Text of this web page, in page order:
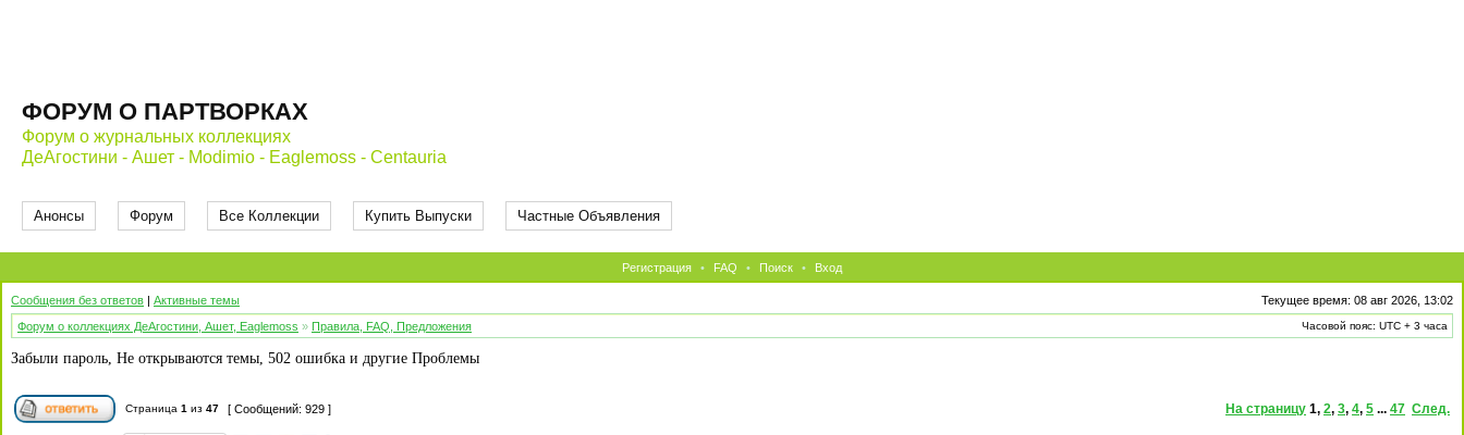
ФОРУМ О ПАРТВОРКАХ
Форум о журнальных коллекциях
ДеАгостини - Ашет - Modimio - Eaglemoss - Centauria
Анонсы Форум Все Коллекции Купить Выпуски Частные Объявления
Регистрация • FAQ • Поиск • Вход
Сообщения без ответов | Активные темы
Текущее время: 08 авг 2026, 13:02
Форум о коллекциях ДеАгостини, Ашет, Eaglemoss » Правила, FAQ, Предложения Часовой пояс: UTC + 3 часа
Забыли пароль, Не открываются темы, 502 ошибка и другие Проблемы
Страница 1 из 47 [ Сообщений: 929 ] На страницу 1, 2, 3, 4, 5 ... 47 След.